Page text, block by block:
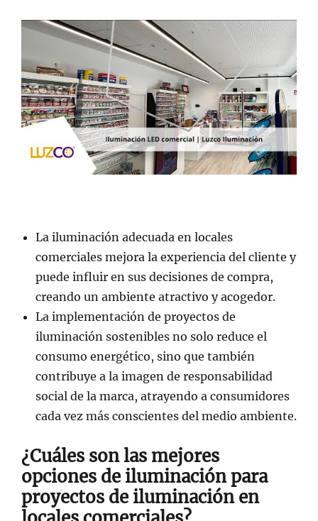
La iluminación adecuada en locales
comerciales mejora la experiencia del cliente y
puede influir en sus decisiones de compra,
creando un ambiente atractivo y acogedor.
La implementación de proyectos de
iluminación sostenibles no solo reduce el
consumo energético, sino que también
contribuye a la imagen de responsabilidad
social de la marca, atrayendo a consumidores
cada vez más conscientes del medio ambiente.
¿Cuáles son las mejores
opciones de iluminación para
proyectos de iluminación en